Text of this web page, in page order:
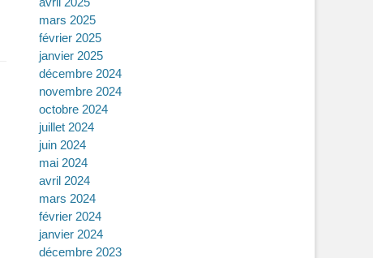
mars 2025
février 2025
janvier 2025
décembre 2024
novembre 2024
octobre 2024
juillet 2024
juin 2024
mai 2024
avril 2024
mars 2024
février 2024
janvier 2024
décembre 2023